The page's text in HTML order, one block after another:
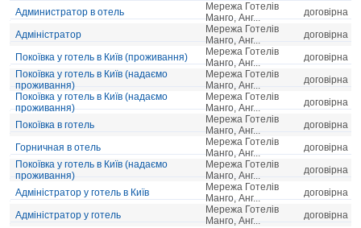
Администратор в отель
Мережа Готелів
Манго, Анг...
договірна
Адміністратор
Мережа Готелів
Манго, Анг...
договірна
Покоївка у готель в Київ (проживання)
Мережа Готелів
Манго, Анг...
договірна
Покоївка у готель в Київ (надаємо
проживання)
Мережа Готелів
Манго, Анг...
договірна
Покоївка у готель в Київ (надаємо
проживання)
Мережа Готелів
Манго, Анг...
договірна
Покоївка в готель
Мережа Готелів
Манго, Анг...
договірна
Горничная в отель
Мережа Готелів
Манго, Анг...
договірна
Покоївка у готель в Київ (надаємо
проживання)
Мережа Готелів
Манго, Анг...
договірна
Адміністратор у готель в Київ
Мережа Готелів
Манго, Анг...
договірна
Адміністратор у готель
Мережа Готелів
Манго, Анг...
договірна